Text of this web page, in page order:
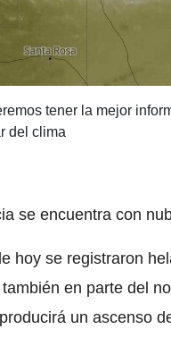
tener la mejor
del clima
se encuentra con
hoy se registraron
en parte del
un ascenso